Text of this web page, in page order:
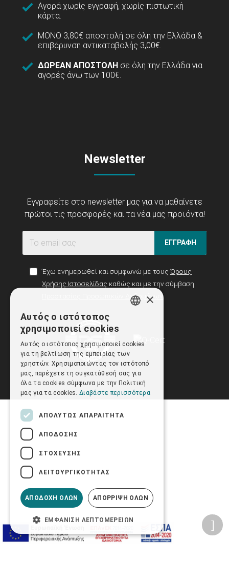
Αγορά χωρίς εγγραφή, χωρίς πιστωτική
κάρτα.
ΜΟΝΟ 3,80€ αποστολή σε όλη την Ελλάδα &
επιβάρυνση αντικαταβολής 3,00€.
ΔΩΡΕΑΝ ΑΠΟΣΤΟΛΗ σε όλη την Ελλάδα για
αγορές άνω των 100€.
Newsletter
Εγγραφείτε στο newsletter μας για να μαθαίνετε
πρώτοι τις προσφορές και τα νέα μας προϊόντα!
ΕΓΓΡΑΦΗ
Έχω ενημερωθεί και συμφωνώ με τους Όρους
Χρήσης Ιστοσελίδας καθώς και με την σύμβαση
Προστασίας Προσωπικών Δεδομένων
×
Αυτός ο ιστότοπος
χρησιμοποιεί cookies
Αυτός ο ιστότοπος χρησιμοποιεί cookies
για τη βελτίωση της εμπειρίας των
χρηστών. Χρησιμοποιώντας τον ιστότοπό
μας, παρέχετε τη συγκατάθεσή σας για
όλα τα cookies σύμφωνα με την Πολιτική
μας για τα cookies. Διαβάστε περισσότερα
ΑΠΟΛΎΤΩΣ ΑΠΑΡΑΊΤΗΤΑ
ΑΠΌΔΟΣΗΣ
ΣΤΌΧΕΥΣΗΣ
ΛΕΙΤΟΥΡΓΙΚΌΤΗΤΑΣ
ΑΠΟΔΟΧΉ ΌΛΩΝ ΑΠΌΡΡΙΨΗ ΌΛΩΝ
ΕΜΦΆΝΙΣΗ ΛΕΠΤΟΜΕΡΕΙΏΝ